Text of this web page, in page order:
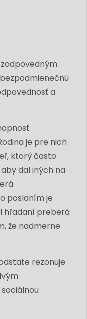
a
je pre nich
ktorý často
dal iných na
poslaním je
hľadaní preberá
že nadmerne
rezonuje